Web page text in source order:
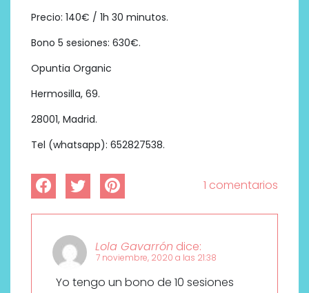
Precio: 140€ / 1h 30 minutos.
Bono 5 sesiones: 630€.
Opuntia Organic
Hermosilla, 69.
28001, Madrid.
Tel (whatsapp): 652827538.
1 comentarios
Lola Gavarrón dice:
7 noviembre, 2020 a las 21:38
Yo tengo un bono de 10 sesiones